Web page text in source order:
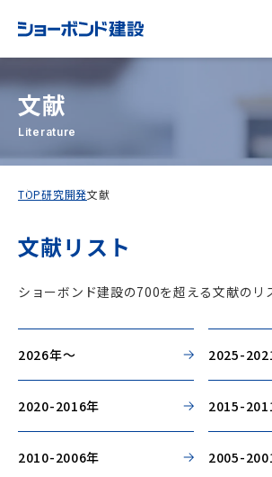
文献
Literature
TOP研究開発文献
文献リスト
ショーボンド建設の700を超える文献のリ
2026年～ 2025-
2020-2016年 2015-
2010-2006年 2005-